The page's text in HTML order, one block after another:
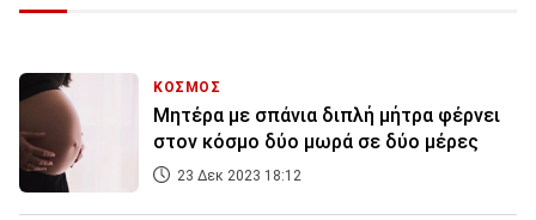
ΚΟΣΜΟΣ
Μητέρα με σπάνια διπλή μήτρα φέρνει
στον κόσμο δύο μωρά σε δύο μέρες
23 Δεκ 2023 18:12